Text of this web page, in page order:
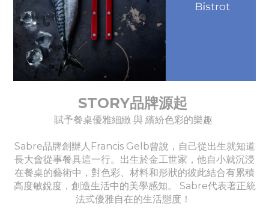
STORY品牌源起
賦予餐桌優雅細緻 與 繽紛色彩的樂趣
Sabre品牌創辦人Francis Gelb曾說，自己從出生就知道
長大會從事餐具這一行。出生於金工世家，他自小就沉浸
在餐桌的藝術中，對色彩、材料和形狀的彼此結合有累積
高度敏銳度，創造生活中的美學感知。 Sabre代表著正統
法式優雅自在的生活態度！